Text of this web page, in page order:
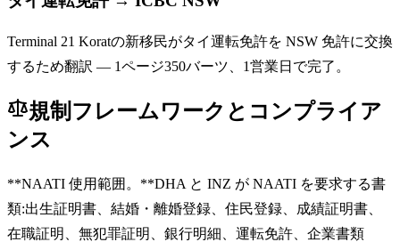
Terminal 21 Koratの新移民がタイ運転免許を NSW 免許に交換
するため翻訳 — 1ページ350バーツ、1営業日で完了。
規制フレームワークとコンプライア
ンス
**NAATI 使用範囲。**DHA と INZ が NAATI を要求する書
類:出生証明書、結婚・離婚登録、住民登録、成績証明書、
在職証明、無犯罪証明、銀行明細、運転免許、企業書類